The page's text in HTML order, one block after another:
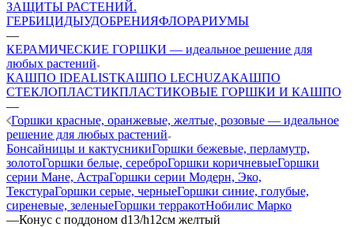
ЗАЩИТЫ РАСТЕНИЙ.
ГЕРБИЦИДЫУДОБРЕНИЯФЛОРАРИУМЫ
—
КЕРАМИЧЕСКИЕ ГОРШКИ — идеальное решение для
любых растений
КАШПО IDEALISTКАШПО LECHUZAКАШПО
СТЕКЛОПЛАСТИКПЛАСТИКОВЫЕ ГОРШКИ И КАШПО
—
Горшки красные, оранжевые, желтые, розовые — идеальное
решение для любых растений
Бонсайницы и кактусникиГоршки бежевые, перламутр,
золотоГоршки белые, сереброГоршки коричневыеГоршки
серии Мане, АстраГоршки серии Модерн, Эко,
ТекстураГоршки серые, черныеГоршки синие, голубые,
сиреневые, зеленыеГоршки терракотНобилис Марко
—Конус с поддоном d13/h12см желтый